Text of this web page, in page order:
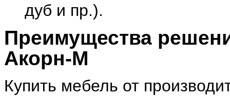
дуб и пр.).
Преимущества
Акорн-М
Купить мебель от